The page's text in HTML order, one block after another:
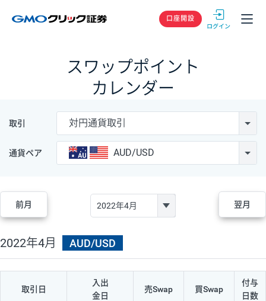
GMOクリック
口座開設
スワップポイント
カレンダー
取引 対円通貨取引
通貨ペア AUD/USD
前月 翌月
2022年4月 AUD/USD
取引日
入出
金日
売Swap 買Swap
付与
日数